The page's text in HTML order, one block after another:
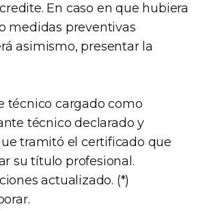
En caso en que hubiera
medidas preventivas
asimismo, presentar la
técnico cargado como
técnico declarado y
tramitó el certificado que
su título profesional.
actualizado. (*)